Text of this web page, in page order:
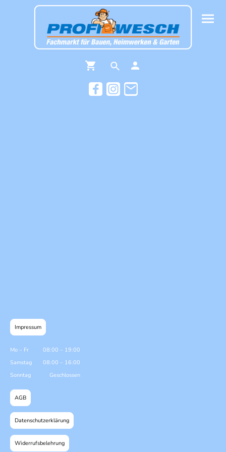
Impressum
Mo – Fr 08:00 – 19:00
Samstag
08:00 – 16:00
Sonntag
Geschlossen
AGB
Datenschutzerklärung
Widerrufsbelehrung